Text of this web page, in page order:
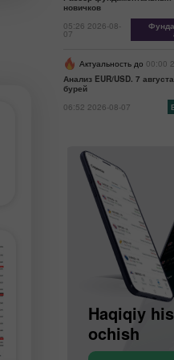
новичков
05:26 2026-08-
07
Актуальность до 00:00
Анализ EUR/USD. 7
бурей
06:52 2026-08-07
Haqiqiy
ochish